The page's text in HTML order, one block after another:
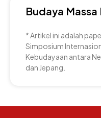
Budaya
* Artikel ini adalah
Simposium
Kebudayaan antara
dan Jepang.